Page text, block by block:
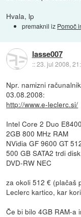
Hvala, lp
premaknil iz Pomoč
lasse007
::23. jul 2008,
Npr. namizni
03.08.2008:
http://www.e-leclerc.si/
Intel Core 2 Duo
2GB 800 MHz RAM
NVidia GF 9600 GT
500 GB SATA2 trdi disk
DVD-RW NEC
za okoli 512 € (plačaš
Leclerc kartico, kar
Če bi bilo 4GB RAM-a